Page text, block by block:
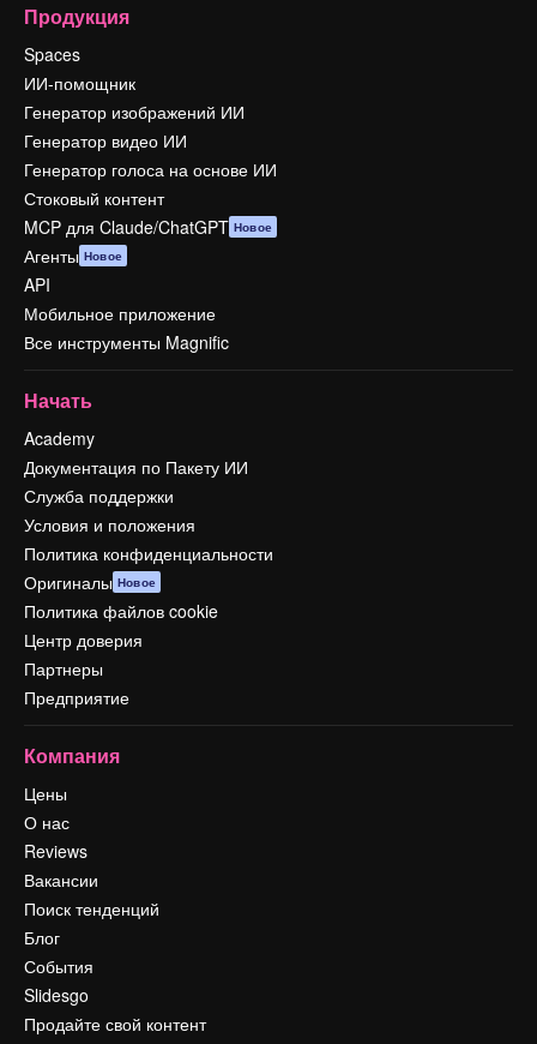
Продукция
Spaces
ИИ-помощник
Генератор изображений ИИ
Генератор видео ИИ
Генератор голоса на основе ИИ
Стоковый контент
MCP для Claude/ChatGPT Новое
Агенты Новое
API
Мобильное приложение
Все инструменты Magnific
Начать
Academy
Документация по Пакету ИИ
Служба поддержки
Условия и положения
Политика конфиденциальности
Оригиналы Новое
Политика файлов cookie
Центр доверия
Партнеры
Предприятие
Компания
Цены
О нас
Reviews
Вакансии
Поиск тенденций
Блог
События
Slidesgo
Продайте свой контент